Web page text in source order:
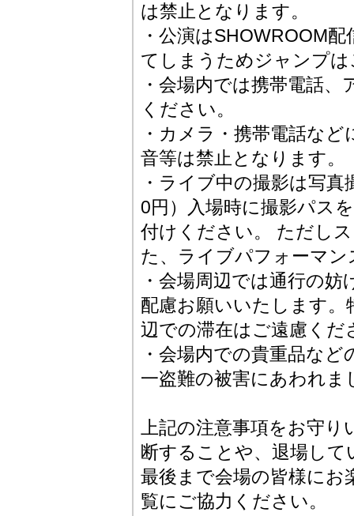
は禁止となります。
・公演はSHOWROOM
てしまうためジャンプ
・会場内では携帯電話
ください。
・カメラ・携帯電話な
音等は禁止となります。
・ライブ中の撮影は写
0円）入場時に撮影パス
付けください。 ただし
た、ライブパフォーマ
・会場周辺では通行の
配慮お願いいたします。
辺での滞在はご遠慮くだ
・会場内での貴重品な
一盗難の被害にあわれ
上記の注意事項をお守
断することや、退場し
最後まで会場の皆様にお
覧にご協力ください。